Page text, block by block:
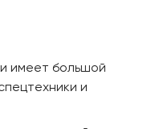
имеет большой
и